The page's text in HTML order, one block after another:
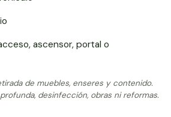
ascensor, portal o
de muebles, enseres y contenido.
desinfección, obras ni reformas.